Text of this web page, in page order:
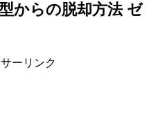
からの脱却方法 ゼ
ーリンク